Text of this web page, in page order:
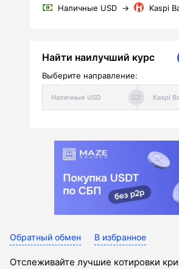
Наличные USD → Kaspi
Найти наилучший курс
Выберите направление:
Обратный обмен В избранное
Отслеживайте лучшие котировки